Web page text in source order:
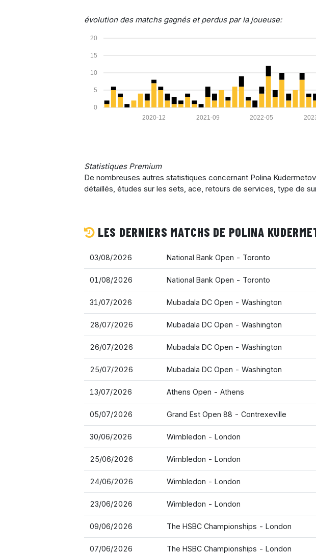
évolution des matchs gagnés et perdus par la joueuse:
0
5
10
15
20
2022-05
2021-09
2020-12
Statistiques Premium
De nombreuses autres statistiques concernant Polina
détaillés, études sur les sets, ace, retours de services, type de
LES DERNIERS MATCHS DE POLINA
03/08/2026 National Bank Open - Toronto
01/08/2026 National Bank Open - Toronto
31/07/2026 Mubadala DC Open - Washington
28/07/2026 Mubadala DC Open - Washington
26/07/2026 Mubadala DC Open - Washington
25/07/2026 Mubadala DC Open - Washington
13/07/2026 Athens Open - Athens
05/07/2026 Grand Est Open 88 - Contrexeville
30/06/2026 Wimbledon - London
25/06/2026 Wimbledon - London
24/06/2026 Wimbledon - London
23/06/2026 Wimbledon - London
09/06/2026 The HSBC Championships - London
07/06/2026 The HSBC Championships - London